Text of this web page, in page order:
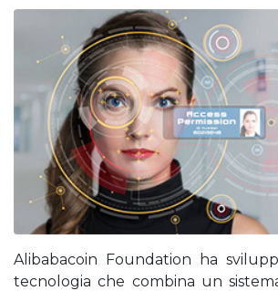
Alibabacoin Foundation ha
tecnologia che combina un